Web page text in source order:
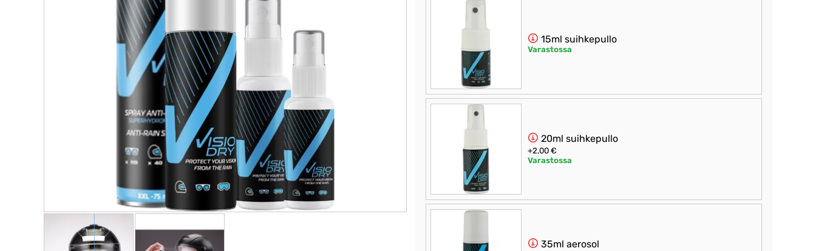
15ml suihkepullo
Varastossa
20ml suihkepullo
+2,00 €
Varastossa
35ml aerosol